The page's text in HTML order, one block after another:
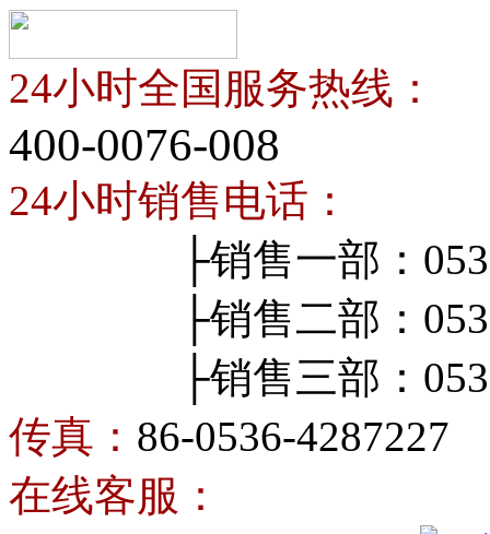
24小时全国服务热线：
400-0076-008
24小时销售电话：
├销售一部：0536-
├销售二部：0536-
├销售三部：0536-
传真： 86-0536-4287227
在线客服：